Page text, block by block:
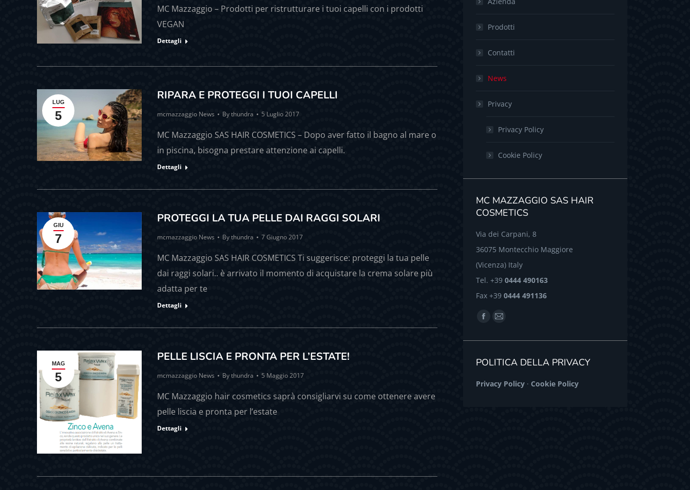
MC Mazzaggio – Prodotti per ristrutturare i tuoi capelli con i prodotti
VEGAN
Dettagli
LUG
5
RIPARA E PROTEGGI I TUOI CAPELLI
mcmazzaggio News Bythundra 5 Luglio 2017
MC Mazzaggio SAS HAIR COSMETICS – Dopo aver fatto il bagno al mare o
in piscina, bisogna prestare attenzione ai capelli.
Dettagli
GIU
7
PROTEGGI LA TUA PELLE DAI RAGGI SOLARI
mcmazzaggio News Bythundra 7 Giugno 2017
MC Mazzaggio SAS HAIR COSMETICS Ti suggerisce: proteggi la tua pelle
dai raggi solari.. è arrivato il momento di acquistare la crema solare più
adatta per te
Dettagli
MAG
5
PELLE LISCIA E PRONTA PER L’ESTATE!
mcmazzaggio News Bythundra 5 Maggio 2017
MC Mazzaggio hair cosmetics saprà consigliarvi su come ottenere avere
pelle liscia e pronta per l’estate
Dettagli
Prodotti
Contatti
News
Privacy
Privacy Policy
Cookie Policy
MC MAZZAGGIO SAS HAIR
COSMETICS
Via dei Carpani, 8
36075 Montecchio Maggiore
(Vicenza) Italy
Tel. +39 0444 490163
Fax +39 0444 491136
Find us on:
Facebook
in
window
Mail
in
window
POLITICA DELLA PRIVACY
Privacy Policy · Cookie Policy